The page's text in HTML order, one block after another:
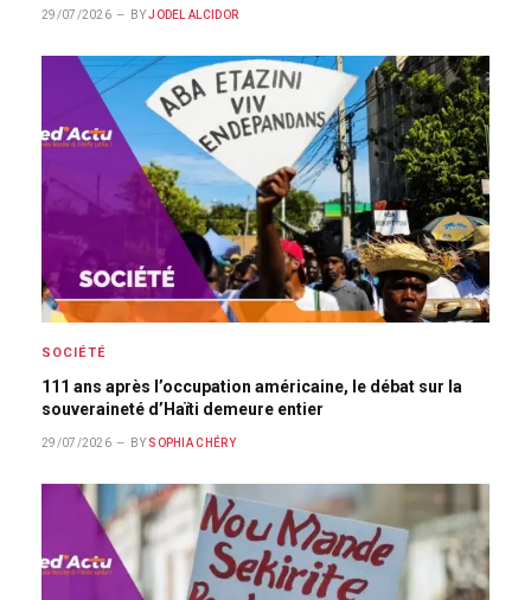
29/07/2026 BY JODEL ALCIDOR
SOCIÉTÉ
111 ans après l’occupation américaine, le débat sur la
souveraineté d’Haïti demeure entier
29/07/2026 BY SOPHIA CHÉRY